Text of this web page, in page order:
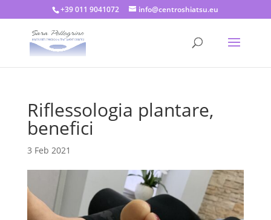
+39 011 9041072 info@centroshiatsu.eu
Riflessologia plantare,
benefici
3 Feb 2021